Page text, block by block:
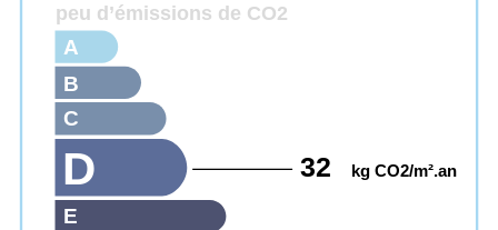
peu d’émissions de CO2
E
D 32 kg CO2/m².an
C
B
A